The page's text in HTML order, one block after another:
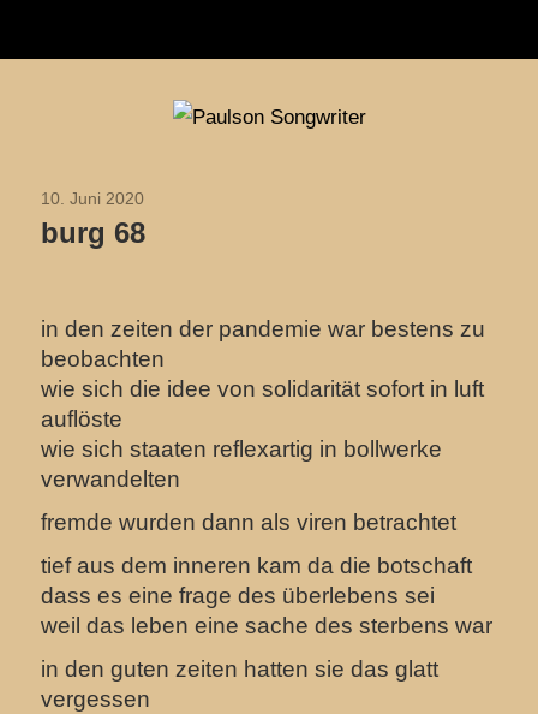
Paulson
10. Juni 2020
burg 68
in den zeiten der pandemie war bestens zu
beobachten
wie sich die idee von solidarität sofort in luft
auflöste
wie sich staaten reflexartig in bollwerke
verwandelten
fremde wurden dann als viren betrachtet
tief aus dem inneren kam da die botschaft
dass es eine frage des überlebens sei
weil das leben eine sache des sterbens war
in den guten zeiten hatten sie das glatt
vergessen